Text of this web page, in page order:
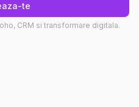
te
CRM si transformare digitala.